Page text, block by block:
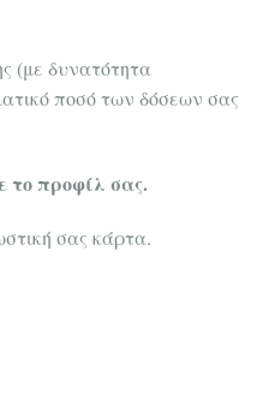
(με δυνατότητα
ποσό των δόσεων σας
το προφίλ σας.
σας κάρτα.